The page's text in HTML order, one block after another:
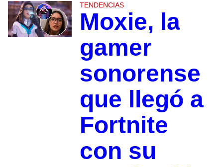
TENDENCIAS
Moxie, la
gamer
sonorense
que llegó a
Fortnite
con su